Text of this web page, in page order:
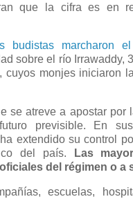
que la cifra es en
budistas marcharon
sobre el río Irrawaddy,
cuyos monjes iniciaron
se atreve a apostar por
previsible. En
extendido su control
del país.
Las
del régimen o a
escuelas,